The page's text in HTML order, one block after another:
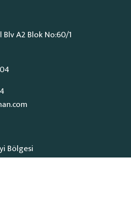
A2 Blok No:60/1
Bölgesi